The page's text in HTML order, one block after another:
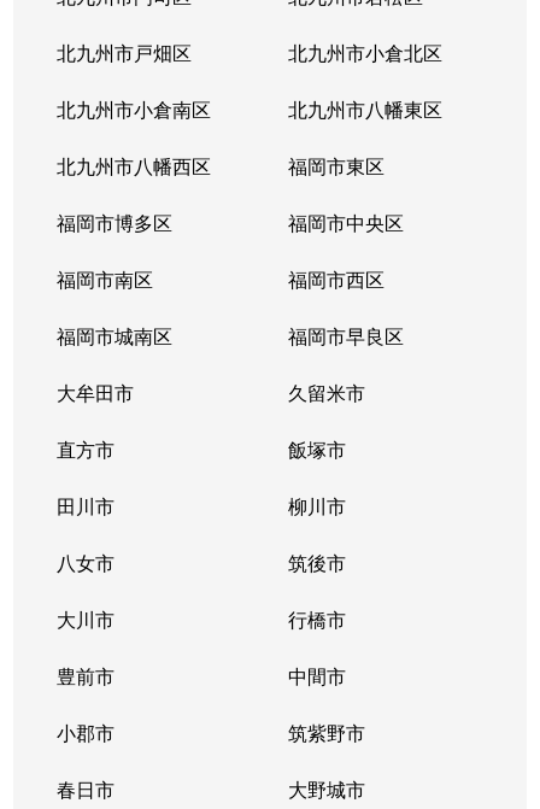
北九州市戸畑区 北九州市小倉北区
北九州市小倉南区 北九州市八幡東区
北九州市八幡西区 福岡市東区
福岡市博多区 福岡市中央区
福岡市南区 福岡市西区
福岡市城南区 福岡市早良区
大牟田市 久留米市
直方市 飯塚市
田川市 柳川市
八女市 筑後市
大川市 行橋市
豊前市 中間市
小郡市 筑紫野市
春日市 大野城市